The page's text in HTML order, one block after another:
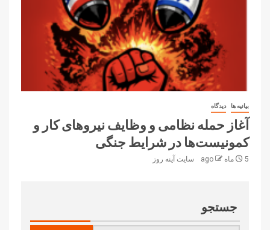
بیانیه ها دیدگاه
آغاز حمله نظامی و وظایف نیروهای کار و
کمونیست‌ها در شرایط جنگی
5 ماه ago سایت آینه‌ روز
جستجو